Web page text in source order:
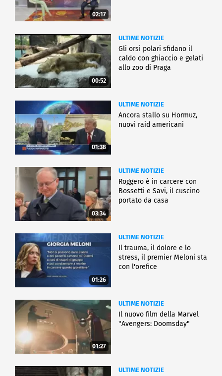
02:17
00:52
ULTIME NOTIZIE
Gli orsi polari sfidano il
caldo con ghiaccio e gelati
allo zoo di Praga
01:38
ULTIME NOTIZIE
Ancora stallo su Hormuz,
nuovi raid americani
03:34
ULTIME NOTIZIE
Roggero è in carcere con
Bossetti e Savi, il cuscino
portato da casa
01:26
ULTIME NOTIZIE
Il trauma, il dolore e lo
stress, il premier Meloni sta
con l'orefice
01:27
ULTIME NOTIZIE
Il nuovo film della Marvel
"Avengers: Doomsday"
ULTIME NOTIZIE